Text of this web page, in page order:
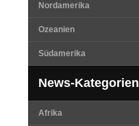
Nordamerika
Ozeanien
Südamerika
News-Kategorien
Afrika